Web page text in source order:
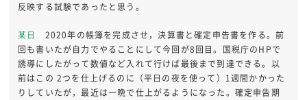
反映する試験であったと思う。
某日
2020年の帳簿を完成させ，決算書と確定申告書を作る。前
回も書いたが自力でやることにして今回が8回目。国税庁のHPで
誘導にしたがって数値など入れて行けば最後まで到達できる。以
前はこの 2つを仕上げるのに（平日の夜を使って）1週間かかった
りしていたが，最近は一晩で仕上がるようになった。確定申告期